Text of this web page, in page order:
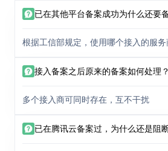
已在其他平台备案成功为什么还要
根据工信部规定，使用哪个接入的服
接入备案之后原来的备案如何处理？
多个接入商可同时存在，互不干扰
已在腾讯云备案过，为什么还是阻